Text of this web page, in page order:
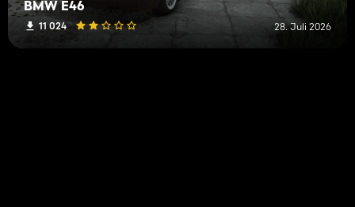
BMW E46
11 024 28. Juli 2026